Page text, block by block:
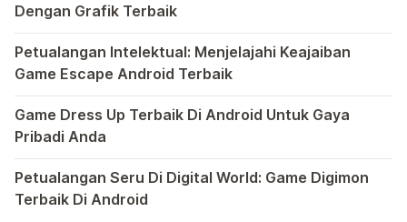
Dengan Grafik Terbaik
Semakin berkembangnya teknologi di era digital saat ini,
Petualangan Intelektual: Menjelajahi Keajaiban
Game Escape Android Terbaik
Dalam dunia game Android, genre escape telah mencuri
Game Dress Up Terbaik Di Android Untuk Gaya
Pribadi Anda
Saat ini, platform Android telah menjadi wadah kreativitas
Petualangan Seru Di Digital World: Game Digimon
Terbaik Di Android